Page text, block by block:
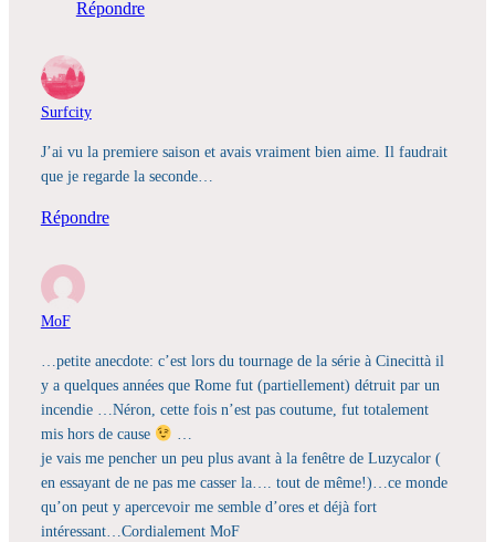
Répondre
Surfcity
J’ai vu la premiere saison et avais vraiment bien aime. Il faudrait
que je regarde la seconde…
Répondre
MoF
…petite anecdote: c’est lors du tournage de la série à Cinecittà il
y a quelques années que Rome fut (partiellement) détruit par un
incendie …Néron, cette fois n’est pas coutume, fut totalement
mis hors de cause
…
je vais me pencher un peu plus avant à la fenêtre de Luzycalor (
en essayant de ne pas me casser la…. tout de même!)…ce monde
qu’on peut y apercevoir me semble d’ores et déjà fort
intéressant…Cordialement MoF